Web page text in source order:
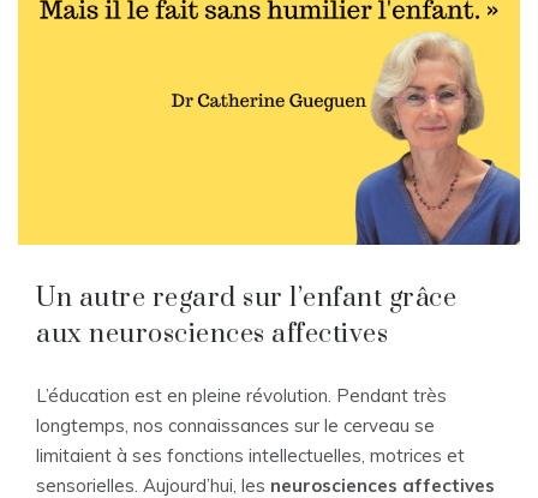
Un autre regard sur l’enfant grâce
aux neurosciences affectives
L’éducation est en pleine révolution. Pendant très
longtemps, nos connaissances sur le cerveau se
limitaient à ses fonctions intellectuelles, motrices et
sensorielles. Aujourd’hui, les neurosciences affectives